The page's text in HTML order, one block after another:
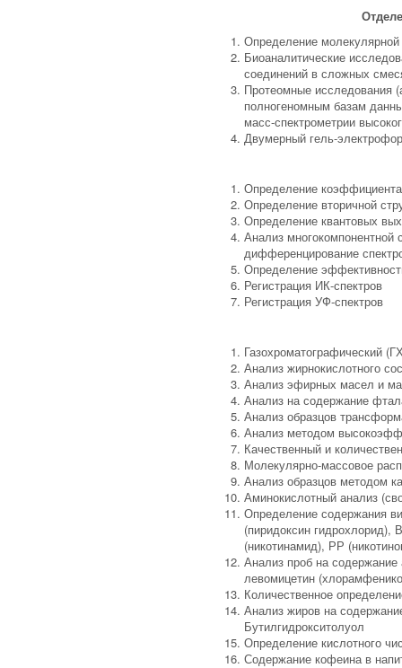
Определение
Биоаналитические
соединений в сложных
Протеомные исследования
полногеномным базам
масс-спектрометрии
Двумерный гель-
Определение
Определение вторичной
Определение квантовых
Анализ многокомпонентной
дифференцирование
Определение
Регистрация ИК-спектров
Регистрация УФ-спектров
Газохроматографический
Анализ жирнокислотного
Анализ эфирных масел и
Анализ на содержание
Анализ образцов
Анализ методом
Качественный и
Молекулярно-массовое
Анализ образцов методом
Аминокислотный анализ
Определение содержания
(пиридоксин
(никотинамид), РР
Анализ проб на содержание
левомицетин
Количественное
Анализ жиров на
Бутилгидрокситолуол
Определение кислотного
Содержание кофеина в